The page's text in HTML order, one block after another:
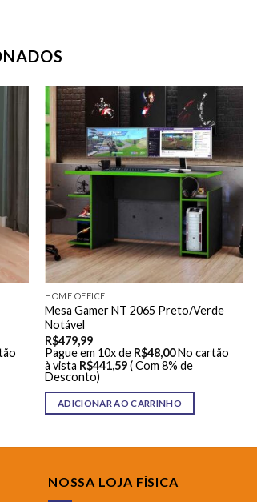
HOME OFFICE
Mesa Gamer NT 2065 Preto/Verde
Notável
R$479,99
Pague em 10x de R$48,00No cartão
à vista R$441,59( Com 8% de
Desconto)
ADICIONAR AO CARRINHO
NOSSA LOJA FÍSICA